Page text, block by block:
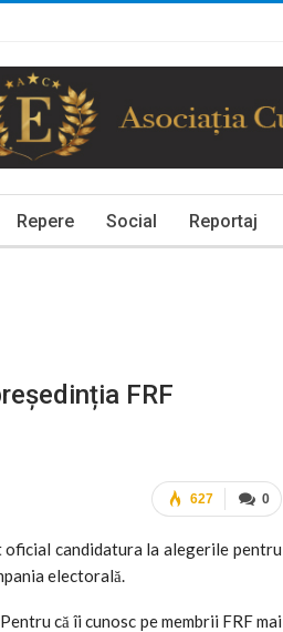
Repere Social Reportaj
FRF
0
627
oficial candidatura la alegerile pentru
electorală.
că îi cunosc pe membrii FRF mai